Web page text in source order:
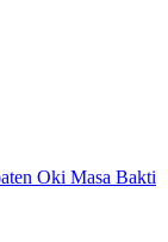
Oki Masa Bakti